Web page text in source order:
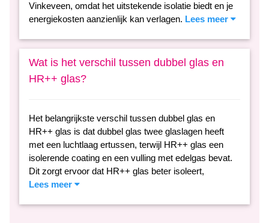
Vinkeveen, omdat het uitstekende isolatie biedt en je
energiekosten aanzienlijk kan verlagen. Lees meer
Wat is het verschil tussen dubbel glas en
HR++ glas?
Het belangrijkste verschil tussen dubbel glas en
HR++ glas is dat dubbel glas twee glaslagen heeft
met een luchtlaag ertussen, terwijl HR++ glas een
isolerende coating en een vulling met edelgas bevat.
Dit zorgt ervoor dat HR++ glas beter isoleert,
Lees meer